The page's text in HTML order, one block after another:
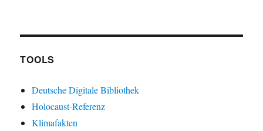
TOOLS
Deutsche Digitale Bibliothek
Holocaust-Referenz
Klimafakten